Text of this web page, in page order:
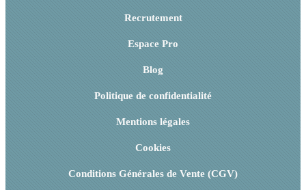
Recrutement
Espace Pro
Blog
Politique de confidentialité
Mentions légales
Cookies
Conditions Générales de Vente (CGV)